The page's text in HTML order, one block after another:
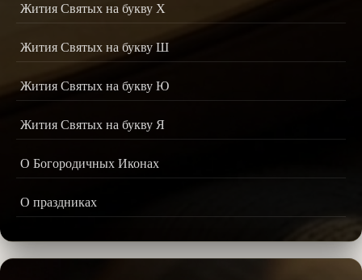
Жития Святых на букву Х
Жития Святых на букву Ш
Жития Святых на букву Ю
Жития Святых на букву Я
О Богородичных Иконах
О праздниках